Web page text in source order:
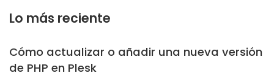
Lo más reciente
Cómo actualizar o añadir una nueva versión
de PHP en Plesk